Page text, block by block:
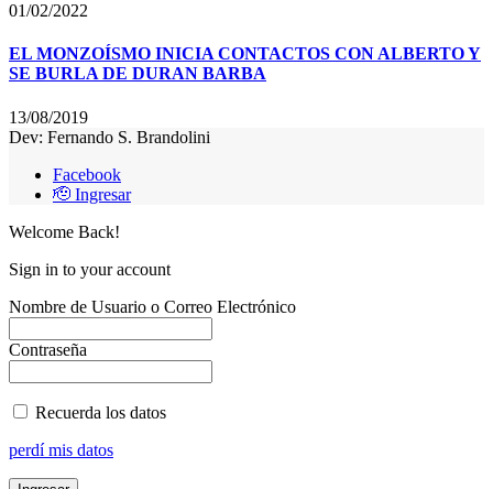
01/02/2022
EL MONZOÍSMO INICIA CONTACTOS CON ALBERTO Y
SE BURLA DE DURAN BARBA
13/08/2019
Dev: Fernando S. Brandolini
Facebook
🫡 Ingresar
Welcome Back!
Sign in to your account
Nombre de Usuario o Correo Electrónico
Contraseña
Recuerda los datos
perdí mis datos